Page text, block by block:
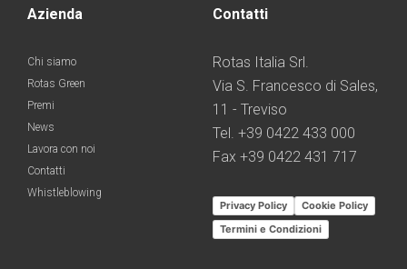
Azienda
Chi siamo
Rotas Green
Premi
News
Lavora con noi
Contatti
Whistleblowing
Contatti
Rotas Italia Srl.
Via S. Francesco di Sales,
11 - Treviso
Tel. +39 0422 433 000
Fax +39 0422 431 717
Privacy Policy
Cookie Policy
Termini e Condizioni